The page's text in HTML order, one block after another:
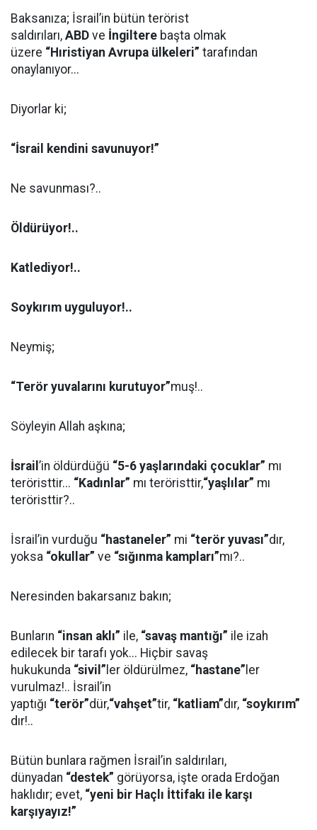
Baksanıza; İsrail’in bütün terörist
saldırıları, ABD ve İngiltere başta olmak
üzere “Hıristiyan Avrupa ülkeleri” tarafından
onaylanıyor...
Diyorlar ki;
“İsrail kendini savunuyor!”
Ne savunması?..
Öldürüyor!..
Katlediyor!..
Soykırım uyguluyor!..
Neymiş;
“Terör yuvalarını kurutuyor”muş!..
Söyleyin Allah aşkına;
İsrail ’in öldürdüğü “5-6 yaşlarındaki çocuklar” mı
teröristtir... “Kadınlar” mı teröristtir,“yaşlılar” mı
teröristtir?..
İsrail’in vurduğu “hastaneler” mi “terör yuvası”dır,
yoksa “okullar” ve “sığınma kampları”mı?..
Neresinden bakarsanız bakın;
Bunların “insan aklı” ile, “savaş mantığı” ile izah
edilecek bir tarafı yok... Hiçbir savaş
hukukunda “sivil” ler öldürülmez, “hastane” ler
vurulmaz!.. İsrail’in
yaptığı “terör”dür,“vahşet”tir, “katliam”dır, “soykırım”
dır!..
Bütün bunlara rağmen İsrail’in saldırıları,
dünyadan “destek” görüyorsa, işte orada Erdoğan
haklıdır; evet, “yeni bir Haçlı İttifakı ile karşı
karşıyayız!”